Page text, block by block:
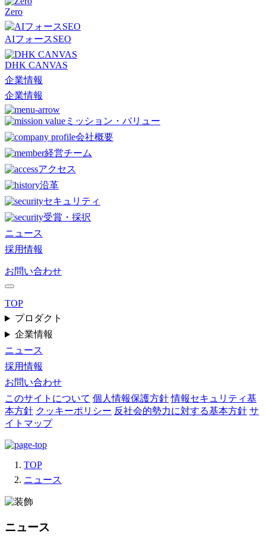
Zero
AIフォースSEO
DHK CANVAS
企業情報
企業情報
ミッション・バリュー
会社概要
経営チーム
アクセス
沿革
セキュリティ
受賞・採択
ニュース
採用情報
お問い合わせ
TOP
プロダクト
企業情報
ニュース
採用情報
お問い合わせ
このサイトについて 個人情報保護方針 情報セキュリティ基
本方針 クッキーポリシー 反社会的勢力に対する基本方針 サ
イトマップ
TOP
ニュース
ニュース